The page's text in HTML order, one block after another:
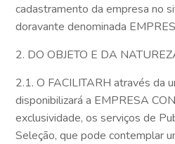
cadastramento da empresa no
doravante denominada
2. DO OBJETO E DA
2.1. O FACILITARH através da
disponibilizará a EMPRESA
exclusividade, os serviços de
Seleção, que pode contemplar